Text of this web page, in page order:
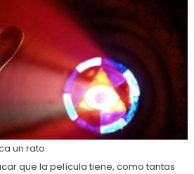
un rato
que la película tiene, como tantas